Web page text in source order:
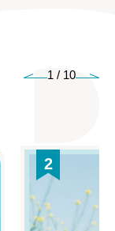
1 / 10
2